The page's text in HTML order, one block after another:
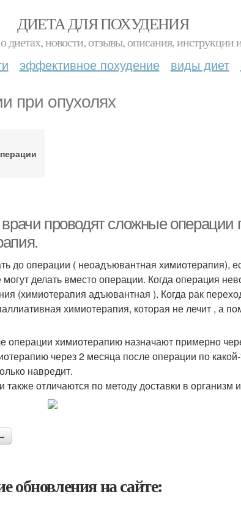
ДИЕТА ДЛЯ ПОХУДЕНИЯ
диетах, новости, отзывы, описания, инструкции
эффективное похудение виды диет
при опухолях
проводят сложные операции
до операции ( неоадъювантная химиотерапия),
могут делать вместо операции. Когда операция
(химиотерапия адъювантная ). Когда рак
химиотерапия, которая не лечит , а
химиотерапию назначают примерно
через 2 месяца после операции по
навредит.
также отличаются по методу доставки в
обновления на сайте: